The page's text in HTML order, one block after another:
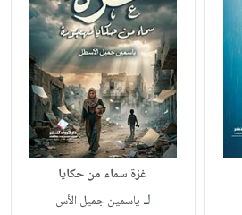
غزة سماء من حكايا
لـ ياسمين جميل الأس